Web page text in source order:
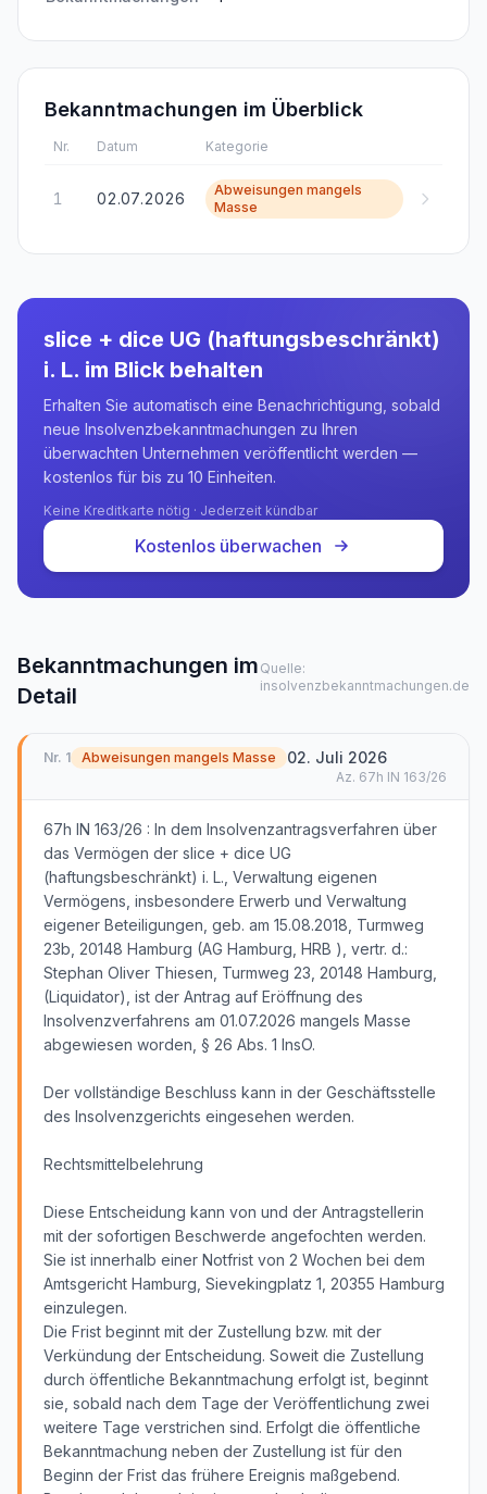
Bekanntmachungen im Überblick
Nr. Datum Kategorie
1 02.07.2026
Abweisungen mangels
Masse
slice + dice UG (haftungsbeschränkt)
i. L. im Blick behalten
Erhalten Sie automatisch eine Benachrichtigung, sobald
neue Insolvenzbekanntmachungen zu Ihren
überwachten Unternehmen veröffentlicht werden —
kostenlos für bis zu 10 Einheiten.
Keine Kreditkarte nötig · Jederzeit kündbar
Kostenlos überwachen
Bekanntmachungen im
Detail
Quelle:
insolvenzbekanntmachungen.de
Nr. 1 Abweisungen mangels Masse 02. Juli 2026
Az. 67h IN 163/26
67h IN 163/26 : In dem Insolvenzantragsverfahren über
das Vermögen der slice + dice UG
(haftungsbeschränkt) i. L., Verwaltung eigenen
Vermögens, insbesondere Erwerb und Verwaltung
eigener Beteiligungen, geb. am 15.08.2018, Turmweg
23b, 20148 Hamburg (AG Hamburg, HRB ), vertr. d.:
Stephan Oliver Thiesen, Turmweg 23, 20148 Hamburg,
(Liquidator), ist der Antrag auf Eröffnung des
Insolvenzverfahrens am 01.07.2026 mangels Masse
abgewiesen worden, § 26 Abs. 1 InsO.
Der vollständige Beschluss kann in der Geschäftsstelle
des Insolvenzgerichts eingesehen werden.
Rechtsmittelbelehrung
Diese Entscheidung kann von und der Antragstellerin
mit der sofortigen Beschwerde angefochten werden.
Sie ist innerhalb einer Notfrist von 2 Wochen bei dem
Amtsgericht Hamburg, Sievekingplatz 1, 20355 Hamburg
einzulegen.
Die Frist beginnt mit der Zustellung bzw. mit der
Verkündung der Entscheidung. Soweit die Zustellung
durch öffentliche Bekanntmachung erfolgt ist, beginnt
sie, sobald nach dem Tage der Veröffentlichung zwei
weitere Tage verstrichen sind. Erfolgt die öffentliche
Bekanntmachung neben der Zustellung ist für den
Beginn der Frist das frühere Ereignis maßgebend.